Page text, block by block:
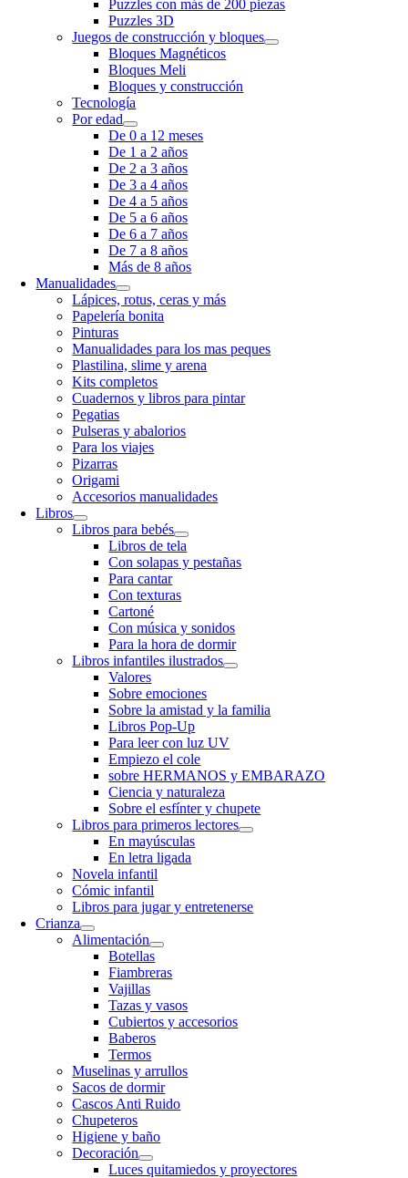
Puzzles con más de 200 piezas
Puzzles 3D
Juegos de construcción y bloques
Bloques Magnéticos
Bloques Meli
Bloques y construcción
Tecnología
Por edad
De 0 a 12 meses
De 1 a 2 años
De 2 a 3 años
De 3 a 4 años
De 4 a 5 años
De 5 a 6 años
De 6 a 7 años
De 7 a 8 años
Más de 8 años
Manualidades
Lápices, rotus, ceras y más
Papelería bonita
Pinturas
Manualidades para los mas peques
Plastilina, slime y arena
Kits completos
Cuadernos y libros para pintar
Pegatias
Pulseras y abalorios
Para los viajes
Pizarras
Origami
Accesorios manualidades
Libros
Libros para bebés
Libros de tela
Con solapas y pestañas
Para cantar
Con texturas
Cartoné
Con música y sonidos
Para la hora de dormir
Libros infantiles ilustrados
Valores
Sobre emociones
Sobre la amistad y la familia
Libros Pop-Up
Para leer con luz UV
Empiezo el cole
sobre HERMANOS y EMBARAZO
Ciencia y naturaleza
Sobre el esfínter y chupete
Libros para primeros lectores
En mayúsculas
En letra ligada
Novela infantil
Cómic infantil
Libros para jugar y entretenerse
Crianza
Alimentación
Botellas
Fiambreras
Vajillas
Tazas y vasos
Cubiertos y accesorios
Baberos
Termos
Muselinas y arrullos
Sacos de dormir
Cascos Anti Ruido
Chupeteros
Higiene y baño
Decoración
Luces quitamiedos y proyectores